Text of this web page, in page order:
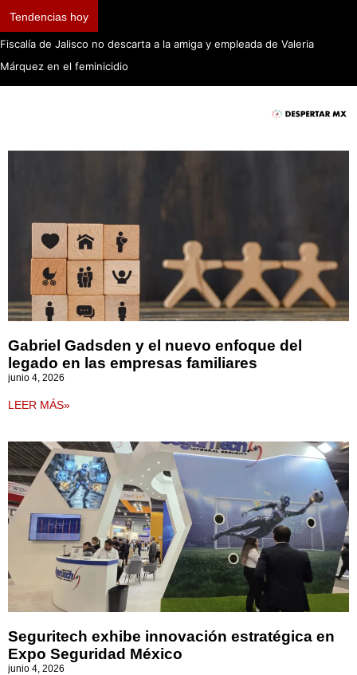
Tendencias hoy
Fiscalía de Jalisco no descarta a la amiga y empleada de Valeria
Márquez en el feminicidio
Gabriel Gadsden y el nuevo enfoque del
legado en las empresas familiares
junio 4, 2026
LEER MÁS»
Seguritech exhibe innovación estratégica en
Expo Seguridad México
junio 4, 2026